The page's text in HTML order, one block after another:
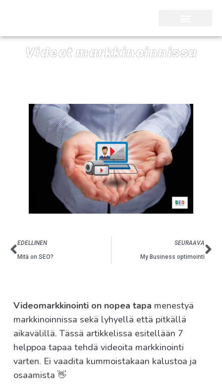
Videot markkinoinnissa
EDELLINEN
Mitä on SEO?
SEURAAVA
My Business optimointi
Videomarkkinointi on nopea tapa menestyä
markkinoinnissa sekä lyhyellä että pitkällä
aikavälillä. Tässä artikkelissa esitellään 7
helppoa tapaa tehdä videoita markkinointi
varten. Ei vaadita kummoistakaan kalustoa ja
osaamista 👋